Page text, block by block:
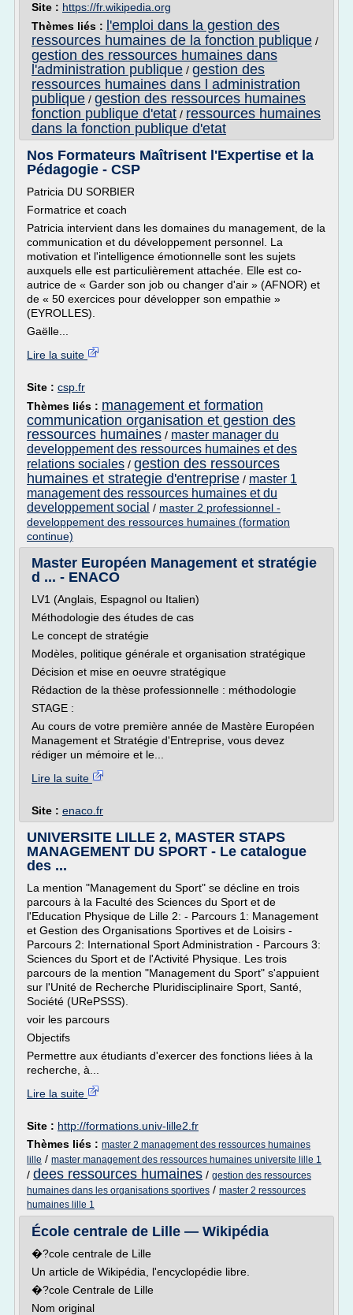
Site : https://fr.wikipedia.org
Thèmes liés :
l'emploi dans la gestion des
ressources humaines de la fonction publique /
gestion des ressources humaines dans
l'administration publique / gestion des
ressources humaines dans l administration
publique / gestion des ressources humaines
fonction publique d'etat / ressources humaines
dans la fonction publique d'etat
Nos Formateurs Maîtrisent l'Expertise et la
Pédagogie - CSP
Patricia DU SORBIER
Formatrice et coach
Patricia intervient dans les domaines du management, de la
communication et du développement personnel. La
motivation et l'intelligence émotionnelle sont les sujets
auxquels elle est particulièrement attachée. Elle est co-
autrice de « Garder son job ou changer d'air » (AFNOR) et
de « 50 exercices pour développer son empathie »
(EYROLLES).
Gaëlle...
Lire la suite
Site : csp.fr
Thèmes liés : management et formation
communication organisation et gestion des
ressources humaines / master manager du
developpement des ressources humaines et des
relations sociales / gestion des ressources
humaines et strategie d'entreprise / master 1
management des ressources humaines et du
developpement social / master 2 professionnel -
developpement des ressources humaines (formation
continue)
Master Européen Management et stratégie
d ... - ENACO
LV1 (Anglais, Espagnol ou Italien)
Méthodologie des études de cas
Le concept de stratégie
Modèles, politique générale et organisation stratégique
Décision et mise en oeuvre stratégique
Rédaction de la thèse professionnelle : méthodologie
STAGE :
Au cours de votre première année de Mastère Européen
Management et Stratégie d'Entreprise, vous devez
rédiger un mémoire et le...
Lire la suite
Site : enaco.fr
UNIVERSITE LILLE 2, MASTER STAPS
MANAGEMENT DU SPORT - Le catalogue
des ...
La mention "Management du Sport" se décline en trois
parcours à la Faculté des Sciences du Sport et de
l'Education Physique de Lille 2: - Parcours 1: Management
et Gestion des Organisations Sportives et de Loisirs -
Parcours 2: International Sport Administration - Parcours 3:
Sciences du Sport et de l'Activité Physique. Les trois
parcours de la mention "Management du Sport" s'appuient
sur l'Unité de Recherche Pluridisciplinaire Sport, Santé,
Société (URePSSS).
voir les parcours
Objectifs
Permettre aux étudiants d'exercer des fonctions liées à la
recherche, à...
Lire la suite
Site : http://formations.univ-lille2.fr
Thèmes liés : master 2 management des ressources humaines
lille / master management des ressources humaines universite lille 1
/ dees ressources humaines / gestion des ressources
humaines dans les organisations sportives / master 2 ressources
humaines lille 1
École centrale de Lille — Wikipédia
�?cole centrale de Lille
Un article de Wikipédia, l'encyclopédie libre.
�?cole Centrale de Lille
Nom original